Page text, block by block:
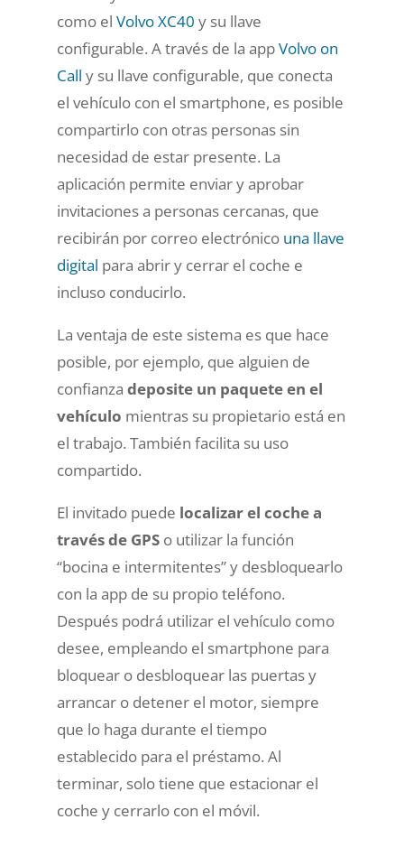
como el Volvo XC40 y su llave
configurable. A través de la appVolvo on
Call y su llave configurable, que conecta
el vehículo con el smartphone, es posible
compartirlo con otras personas sin
necesidad de estar presente. La
aplicación permite enviar y aprobar
invitaciones a personas cercanas, que
recibirán por correo electrónico una llave
digital para abrir y cerrar el coche e
incluso conducirlo.
La ventaja de este sistema es que hace
posible, por ejemplo, que alguien de
confianza deposite un paquete en el
vehículo mientras su propietario está en
el trabajo. También facilita su uso
compartido.
El invitado puede localizar el coche a
través de GPSo utilizar la función
“bocina e intermitentes” y desbloquearlo
con la app de su propio teléfono.
Después podrá utilizar el vehículo como
desee, empleando el smartphone para
bloquear o desbloquear las puertas y
arrancar o detener el motor, siempre
que lo haga durante el tiempo
establecido para el préstamo. Al
terminar, solo tiene que estacionar el
coche y cerrarlo con el móvil.